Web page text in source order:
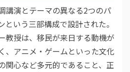
講演とテーマの異なる2つのパ
という三部構成で設計された。
教授は、移民が来日する動機が
、アニメ・ゲームといった文化
関心など多元的であること、正